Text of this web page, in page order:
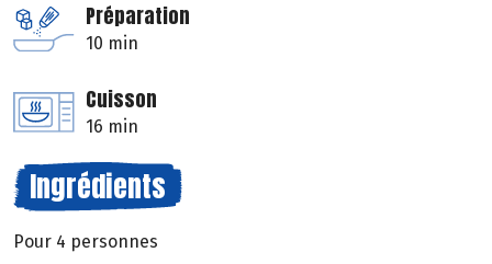
Préparation
10 min
Cuisson
16 min
Ingrédients
Pour 4 personnes